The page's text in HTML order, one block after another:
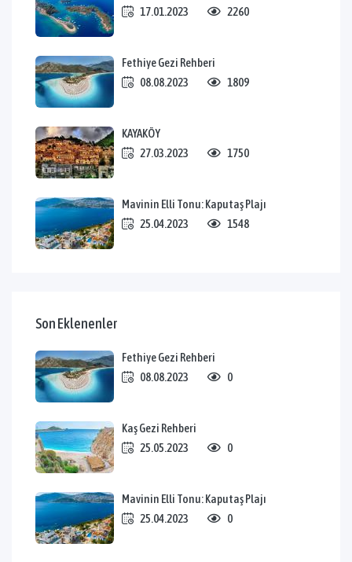
17.01.2023
2260
Fethiye Gezi Rehberi
08.08.2023
1809
KAYAKÖY
27.03.2023
1750
Mavinin Elli Tonu: Kaputaş Plajı
25.04.2023
1548
Son Eklenenler
Fethiye Gezi Rehberi
08.08.2023
0
Kaş Gezi Rehberi
25.05.2023
0
Mavinin Elli Tonu: Kaputaş Plajı
25.04.2023
0